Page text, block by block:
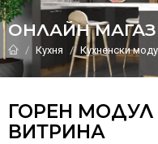
ОНЛАЙН
Кухня Кухненски
ГОРЕН МОДУЛ
ВИТРИНА